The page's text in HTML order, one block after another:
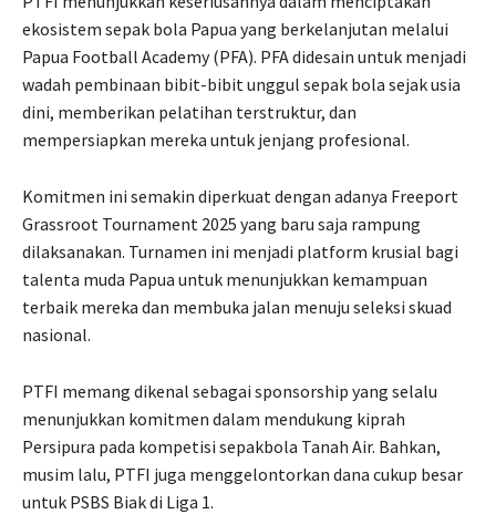
ekosistem sepak bola Papua yang berkelanjutan melalui
Papua Football Academy (PFA). PFA didesain untuk menjadi
wadah pembinaan bibit-bibit unggul sepak bola sejak usia
dini, memberikan pelatihan terstruktur, dan
mempersiapkan mereka untuk jenjang profesional.
Komitmen ini semakin diperkuat dengan adanya Freeport
Grassroot Tournament 2025 yang baru saja rampung
dilaksanakan. Turnamen ini menjadi platform krusial bagi
talenta muda Papua untuk menunjukkan kemampuan
terbaik mereka dan membuka jalan menuju seleksi skuad
nasional.
PTFI memang dikenal sebagai sponsorship yang selalu
menunjukkan komitmen dalam mendukung kiprah
Persipura pada kompetisi sepakbola Tanah Air. Bahkan,
musim lalu, PTFI juga menggelontorkan dana cukup besar
untuk PSBS Biak di Liga 1.